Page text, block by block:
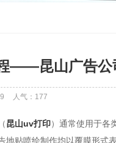
——昆山广告公
人气： 177
昆山uv打印）通常使用于各
贴喷绘制作均以覆膜形式